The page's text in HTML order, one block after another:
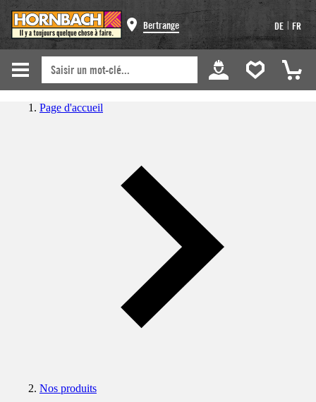
Bertrange DE | FR
Page d'accueil
Nos produits